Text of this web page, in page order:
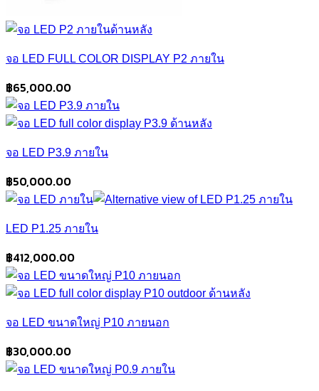
จอ LED FULL COLOR DISPLAY P2 ภายใน
฿65,000.00
จอ LED P3.9 ภายใน
฿50,000.00
LED P1.25 ภายใน
฿412,000.00
จอ LED ขนาดใหญ่ P10 ภายนอก
฿30,000.00